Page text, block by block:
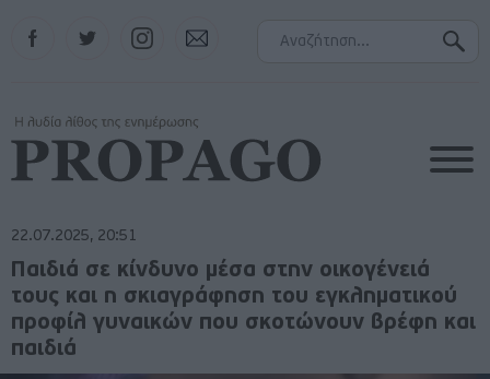
Instagram
22.07.2025, 20:51
Παιδιά σε κίνδυνο μέσα στην οικογένειά
τους και η σκιαγράφηση του εγκληματικού
προφίλ γυναικών που σκοτώνουν βρέφη και
παιδιά